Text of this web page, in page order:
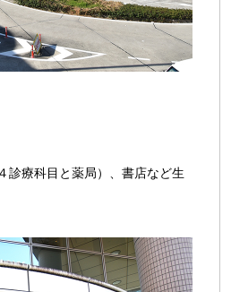
診療科目と薬局）、書店など生